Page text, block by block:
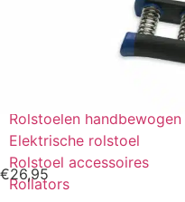
Scootmobiel accessoires
Scootmobiel accu’s
Rolstoelen handbewogen
Elektrische rolstoel
Rolstoel accessoires
Rollators
€26,95